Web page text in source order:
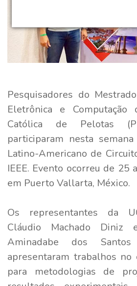
Pesquisadores do
Eletrônica e Computação
Católica de Pelotas
participaram nesta
Latino-Americano de
IEEE. Evento ocorreu de 25
em Puerto Vallarta, México.
Os representantes da
Cláudio Machado Diniz
Aminadabe dos
apresentaram trabalhos
para metodologias de